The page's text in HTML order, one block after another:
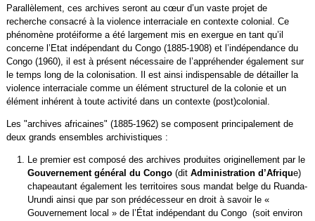
Parallèlement, ces archives seront au cœur d’un vaste projet de
recherche consacré à la violence interraciale en contexte colonial. Ce
phénomène protéiforme a été largement mis en exergue en tant qu’il
concerne l’Etat indépendant du Congo (1885-1908) et l’indépendance du
Congo (1960), il est à présent nécessaire de l’appréhender également sur
le temps long de la colonisation. Il est ainsi indispensable de détailler la
violence interraciale comme un élément structurel de la colonie et un
élément inhérent à toute activité dans un contexte (post)colonial.
Les "archives africaines" (1885-1962) se composent principalement de
deux grands ensembles archivistiques :
Le premier est composé des archives produites originellement par le
Gouvernement général du Congo(dit Administration d’Afrique)
chapeautant également les territoires sous mandat belge du Ruanda-
Urundi ainsi que par son prédécesseur en droit à savoir le «
Gouvernement local » de l’État indépendant du Congo (soit environ